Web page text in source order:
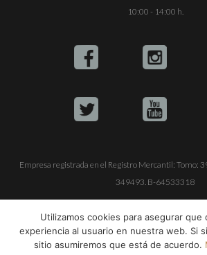
10:00 - 14:00 h.
Empresa registrada en el Registro Mercantil: Tomo:
349493. B-64533318
ALQUILER DE
Utilizamos cookies para asegurar que
experiencia al usuario en nuestra web. Si
sitio asumiremos que está de acuerdo.